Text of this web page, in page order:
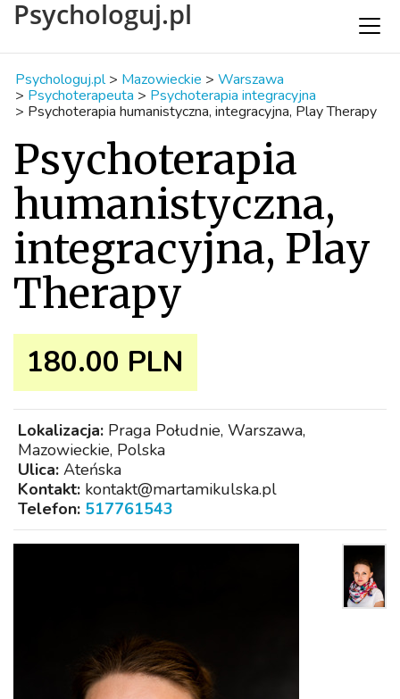
Psychologuj.pl
Psychologuj.pl > Mazowieckie > Warszawa
> Psychoterapeuta > Psychoterapia integracyjna
> Psychoterapia humanistyczna, integracyjna, Play Therapy
Psychoterapia
humanistyczna,
integracyjna, Play
Therapy
180.00 PLN
Lokalizacja: Praga Południe, Warszawa,
Mazowieckie, Polska
Ulica: Ateńska
Kontakt: kontakt@martamikulska.pl
Telefon: 517761543